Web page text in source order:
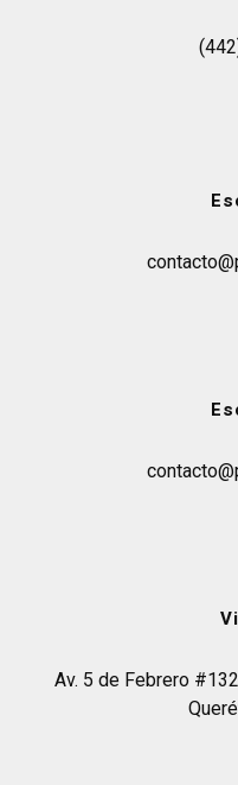
Av. 5 de Febrero